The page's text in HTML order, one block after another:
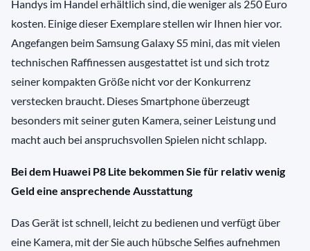
Handys im Handel erhältlich sind, die weniger als 250 Euro
kosten. Einige dieser Exemplare stellen wir Ihnen hier vor.
Angefangen beim Samsung Galaxy S5 mini, das mit vielen
technischen Raffinessen ausgestattet ist und sich trotz
seiner kompakten Größe nicht vor der Konkurrenz
verstecken braucht. Dieses Smartphone überzeugt
besonders mit seiner guten Kamera, seiner Leistung und
macht auch bei anspruchsvollen Spielen nicht schlapp.
Bei dem Huawei P8 Lite bekommen Sie für relativ wenig
Geld eine ansprechende Ausstattung
Das Gerät ist schnell, leicht zu bedienen und verfügt über
eine Kamera, mit der Sie auch hübsche Selfies aufnehmen